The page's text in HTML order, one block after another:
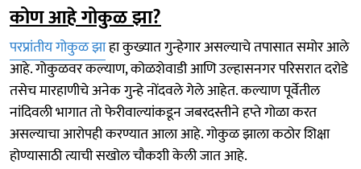
कोण आहे गोकुळ झा?
परप्रांतीय गोकुळ झाहा कुख्यात गुन्हेगार असल्याचे तपासात समोर आले
आहे. गोकुळवर कल्याण, कोळशेवाडी आणि उल्हासनगर परिसरात दरोडे
तसेच मारहाणीचे अनेक गुन्हे नोंदवले गेले आहेत. कल्याण पूर्वेतील
नांदिवली भागात तो फेरीवाल्यांकडून जबरदस्तीने हप्ते गोळा करत
असल्याचा आरोपही करण्यात आला आहे. गोकुळ झाला कठोर शिक्षा
होण्यासाठी त्याची सखोल चौकशी केली जात आहे.